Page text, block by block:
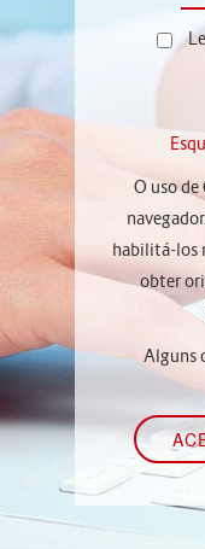
O uso de
habilitá-los
obter
Alguns